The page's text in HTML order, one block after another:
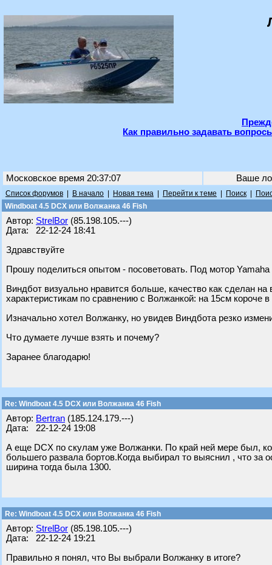
Как правильно задавать
Московское время 20:37:07 Ваше
Список форумов В начало Новая тема Перейти к теме Поиск
Windboat 4.5 DCX или Волжанка 46 Fish
Автор: StrelBor (85.198.105.---)
Дата: 22-12-24 18:41
Здравствуйте
Прошу поделиться опытом - посоветовать. Под мотор
Виндбот визуально нравится больше, качество как сделан
характеристикам по сравнению с Волжанкой: на 15см
Изначально хотел Волжанку, но увидев Виндбота резко
Что думаете лучше взять и почему?
Заранее благодарю!
Re: Windboat 4.5 DCX или Волжанка 46 Fish
Автор: Bertran (185.124.179.---)
Дата: 22-12-24 19:08
А еще DCX по скулам уже Волжанки. По край ней мере был,
большего развала бортов.Когда выбирал то выяснил , что
ширина тогда была 1300.
Re: Windboat 4.5 DCX или Волжанка 46 Fish
Автор: StrelBor (85.198.105.---)
Дата: 22-12-24 19:21
Правильно я понял, что Вы выбрали Волжанку в итоге?